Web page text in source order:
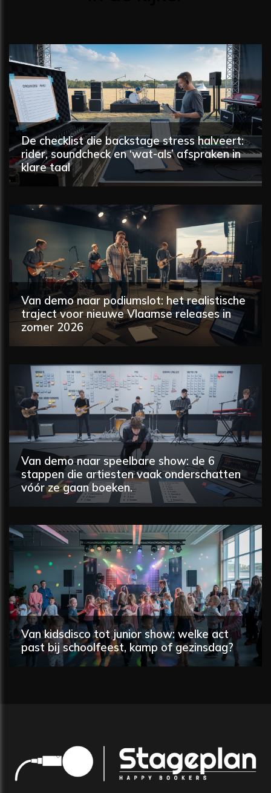
De checklist die backstage stress halveert:
rider, soundcheck en ‘wat-als’ afspraken in
klare taal
Van demo naar podiumslot: het realistische
traject voor nieuwe Vlaamse releases in
zomer 2026
Van demo naar speelbare show: de 6
stappen die artiesten vaak onderschatten
vóór ze gaan boeken.
Van kidsdisco tot junior show: welke act
past bij schoolfeest, kamp of gezinsdag?